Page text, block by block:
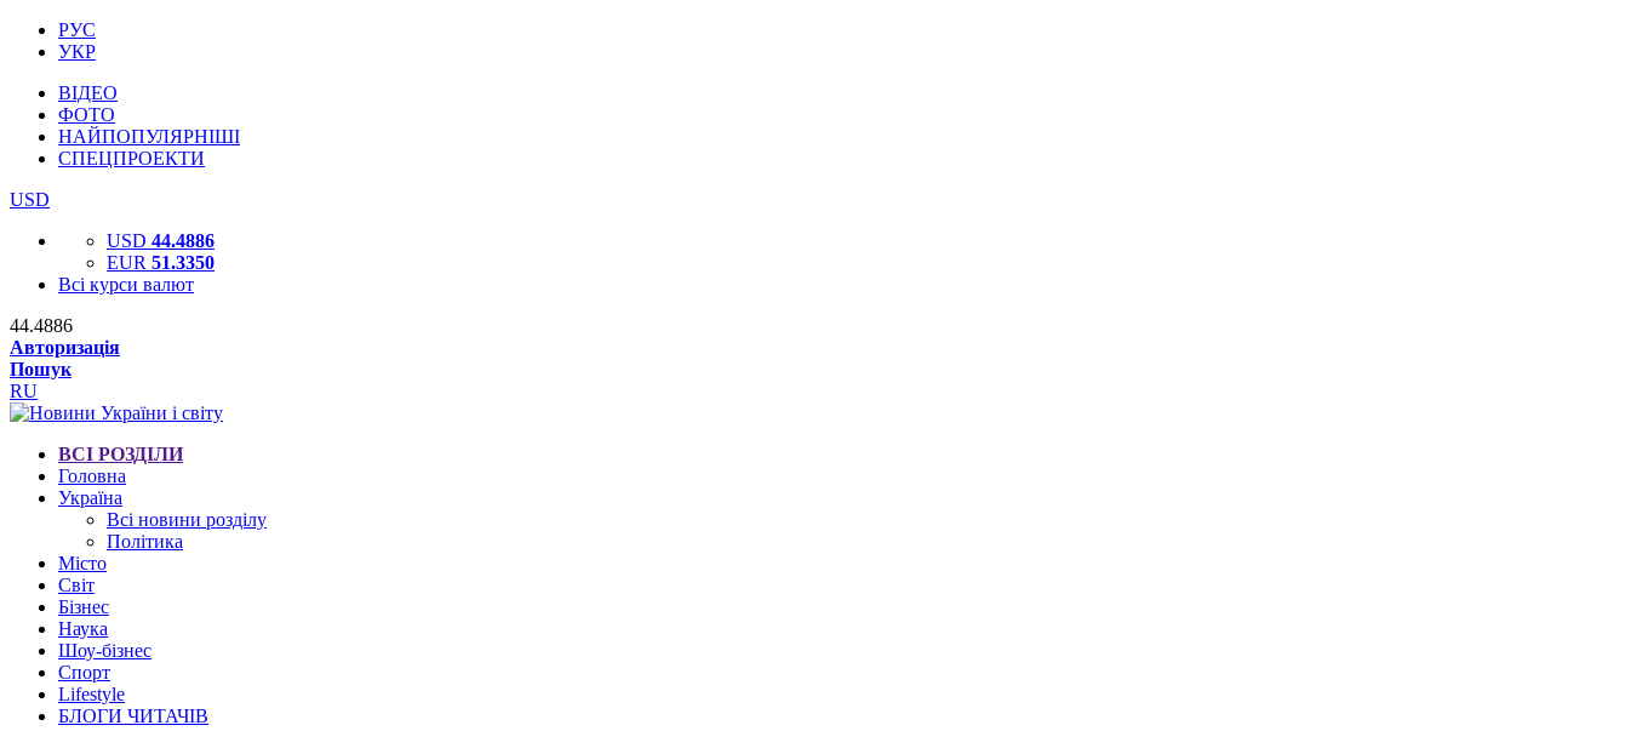
РУС
УКР
ВІДЕО
ФОТО
НАЙПОПУЛЯРНІШІ
СПЕЦПРОЕКТИ
USD
USD 44.4886
EUR 51.3350
Всі курси валют
44.4886
Авторизація
Пошук
RU
ВСІ РОЗДІЛИ
Головна
Україна
Всі новини розділу
Політика
Місто
Світ
Бізнес
Наука
Шоу-бізнес
Спорт
Lifestyle
БЛОГИ ЧИТАЧІВ